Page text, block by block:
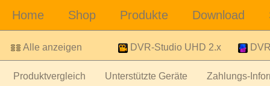
Alle anzeigen DVR-Studio UHD 2.x
Produktvergleich Unterstützte Geräte Zahlungs-